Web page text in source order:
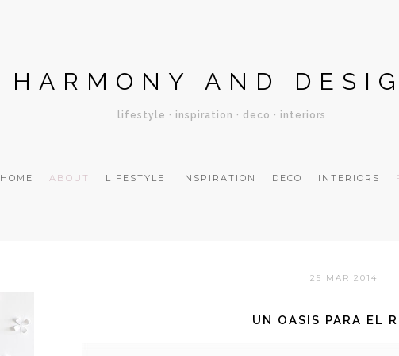
HARMONY AND
lifestyle · inspiration · deco · interiors
HOME ABOUT LIFESTYLE INSPIRATION DECO INTERIORS
25 MAR 2014
UN OASIS PARA EL